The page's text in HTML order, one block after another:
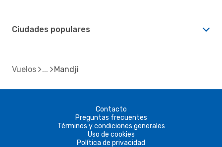
Ciudades populares
Vuelos Mandji
Contacto
Preguntas frecuentes
Términos y condiciones generales
Uso de cookies
Política de privacidad